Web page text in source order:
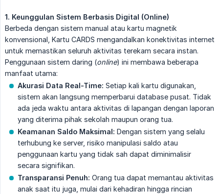
1. Keunggulan Sistem Berbasis Digital (Online)
Berbeda dengan sistem manual atau kartu magnetik
konvensional, Kartu CARDS mengandalkan konektivitas internet
untuk memastikan seluruh aktivitas terekam secara instan.
Penggunaan sistem daring (online) ini membawa beberapa
manfaat utama:
Akurasi Data Real-Time: Setiap kali kartu digunakan,
sistem akan langsung memperbarui database pusat. Tidak
ada jeda waktu antara aktivitas di lapangan dengan laporan
yang diterima pihak sekolah maupun orang tua.
Keamanan Saldo Maksimal: Dengan sistem yang selalu
terhubung ke server, risiko manipulasi saldo atau
penggunaan kartu yang tidak sah dapat diminimalisir
secara signifikan.
Transparansi Penuh: Orang tua dapat memantau aktivitas
anak saat itu juga, mulai dari kehadiran hingga rincian